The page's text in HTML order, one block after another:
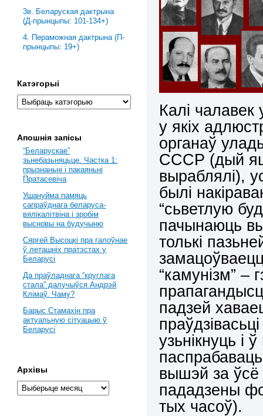
Калі
у якіх
органаў
СССР (дый
выраблялі),
былі
“сьветлую
пачынаюць
толькі
“камунізм”
падзей
узьнікнуць і
вышэй за ўсё
пададзены
тых часоў).
3в. Беларуская дактрына
(Д-прынцыпы: 101-134+)
4. Пераможная дактрына (П-
прынцыпы: 19+)
Катэгорыі
Апошнія запісы
“Беларускае”
зьнебазьняцьце. Частка 1:
прызнаньні і пакаяньні
Пратасевіча
Ушануйма памяць
сапраўднага беларуса-
вялікалітвіна і зробім
высновы на будучыню
Сяргей Высоцкі пра галоўнае
ў леташніх пратэстах у
Беларусі
Да праўладнага “круглага
стала” далучыўся Андрэй
Клімаў. Чаму?
Барыс Стамахін пра
актуальную сітуацыю ў
Беларусі
Архівы